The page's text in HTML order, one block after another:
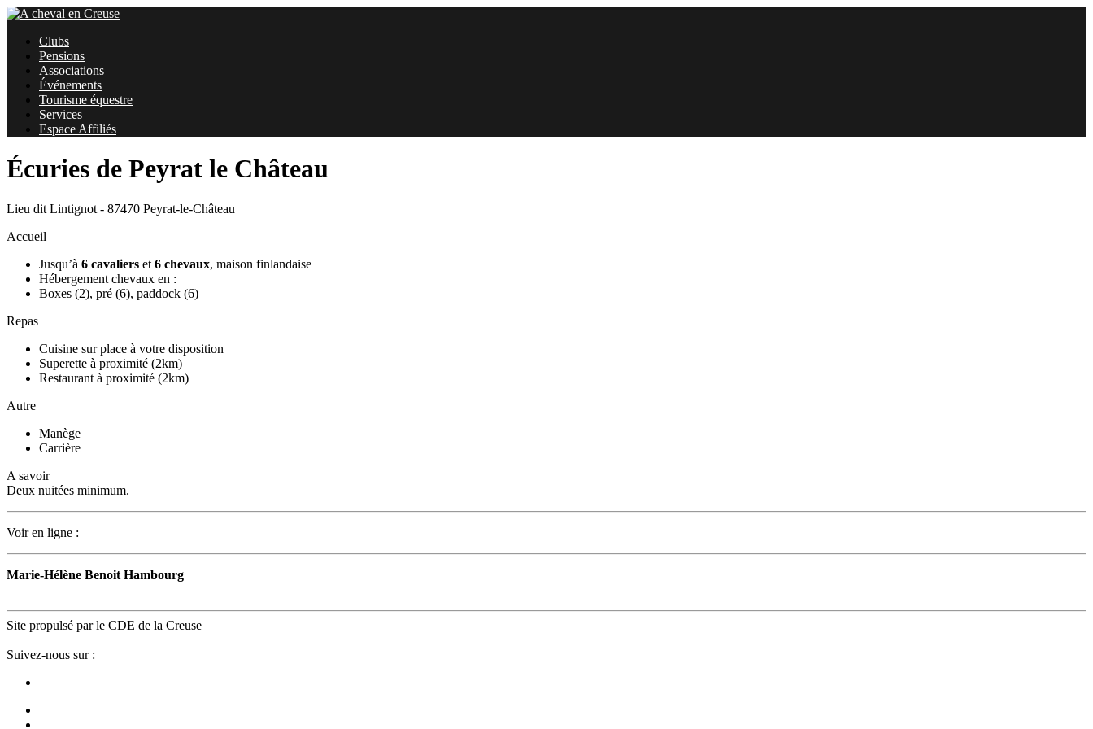
Clubs
Pensions
Associations
Événements
Tourisme équestre
Services
Espace Affiliés
Écuries de Peyrat le Château
Lieu dit Lintignot - 87470 Peyrat-le-Château
Accueil
Jusqu’à 6 cavaliers et 6 chevaux, maison finlandaise
Hébergement chevaux en :
Boxes (2), pré (6), paddock (6)
Repas
Cuisine sur place à votre disposition
Superette à proximité (2km)
Restaurant à proximité (2km)
Autre
Manège
Carrière
A savoir
Deux nuitées minimum.
Voir en ligne :
Marie-Hélène Benoit Hambourg
Site propulsé par le CDE de la Creuse
Suivez-nous sur :